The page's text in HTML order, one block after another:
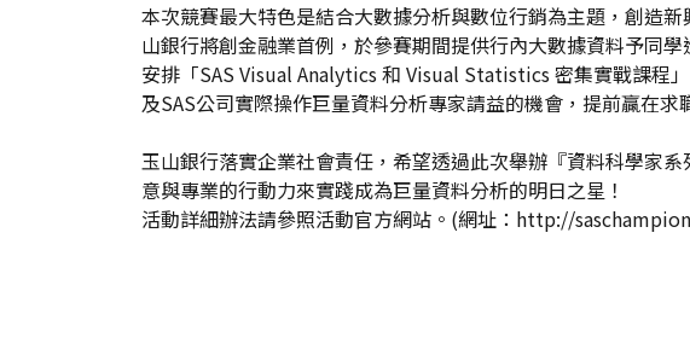
本次競賽最大特色是結合大數據分析與數位行銷為主題，創造
山銀行將創金融業首例，於參賽期間提供行內大數據資料予同
安排「SAS Visual Analytics 和 Visual Statistics 密集實戰課程
及SAS公司實際操作巨量資料分析專家請益的機會，提前贏在
玉山銀行落實企業社會責任，希望透過此次舉辦『資料科學家
意與專業的行動力來實踐成為巨量資料分析的明日之星！
活動詳細辦法請參照活動官方網站。(網址：http://